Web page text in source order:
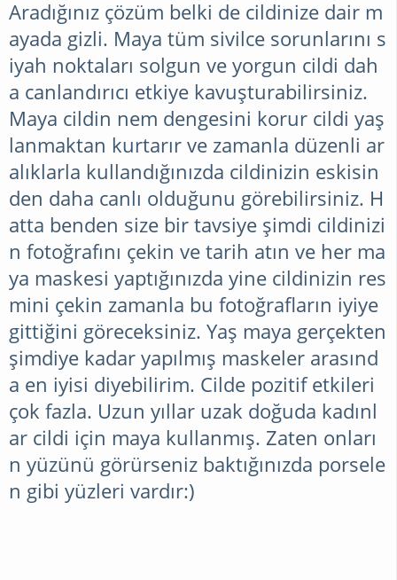
Aradığınız çözüm belki de cildinize dair m
ayada gizli. Maya tüm sivilce sorunlarını s
iyah noktaları solgun ve yorgun cildi dah
a canlandırıcı etkiye kavuşturabilirsiniz.
Maya cildin nem dengesini korur cildi yaş
lanmaktan kurtarır ve zamanla düzenli ar
alıklarla kullandığınızda cildinizin eskisin
den daha canlı olduğunu görebilirsiniz. H
atta benden size bir tavsiye şimdi cildinizi
n fotoğrafını çekin ve tarih atın ve her ma
ya maskesi yaptığınızda yine cildinizin res
mini çekin zamanla bu fotoğrafların iyiye
gittiğini göreceksiniz. Yaş maya gerçekten
şimdiye kadar yapılmış maskeler arasınd
a en iyisi diyebilirim. Cilde pozitif etkileri
çok fazla. Uzun yıllar uzak doğuda kadınl
ar cildi için maya kullanmış. Zaten onları
n yüzünü görürseniz baktığınızda porsele
n gibi yüzleri vardır:)